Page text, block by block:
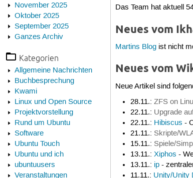
November 2025
Oktober 2025
September 2025
Ganzes Archiv
Kategorien
Allgemeine Nachrichten
Buchbesprechung
Kwami
Linux und Open Source
Projektvorstellung
Rund um Ubuntu
Software
Ubuntu Touch
Ubuntu und ich
ubuntuusers
Veranstaltungen
Das Team hat aktuell
Neues vom
Martins Blog ist nicht
Neues vom
Neue Artikel sind
28.11.: ZFS on
22.11.: Upgrade
22.11.: Hibiscus -
21.11.: Skripte/
15.11.: Spiele/
13.11.: Xiphos -
13.11.: ip-
11.11.: Unity/Unity